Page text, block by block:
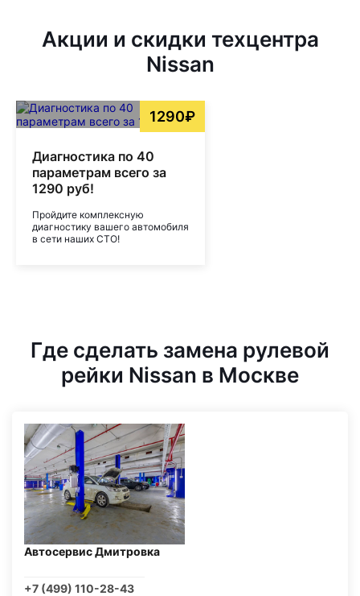
Акции и скидки техцентра
Nissan
1290₽
Диагностика по 40
параметрам всего за
1290 руб!
Пройдите комплексную
диагностику вашего автомобиля
в сети наших СТО!
Где сделать замена рулевой
рейки Nissan в Москве
Автосервис Дмитровка
+7 (499) 110-28-43